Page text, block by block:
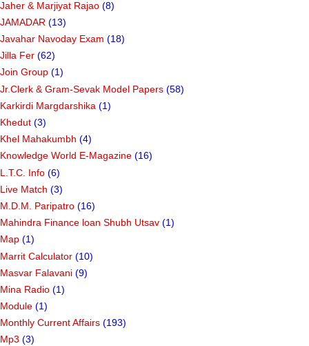
Jaher & Marjiyat Rajao (8)
JAMADAR (13)
Javahar Navoday Exam (18)
Jilla Fer (62)
Join Group (1)
Jr.Clerk & Gram-Sevak Model Papers (58)
Karkirdi Margdarshika (1)
Khedut (3)
Khel Mahakumbh (4)
Knowledge World E-Magazine (16)
L.T.C. Info (6)
Live Match (3)
M.D.M. Paripatro (16)
Mahindra Finance loan Shubh Utsav (1)
Map (1)
Marrit Calculator (10)
Masvar Falavani (9)
Mina Radio (1)
Module (1)
Monthly Current Affairs (193)
Mp3 (3)